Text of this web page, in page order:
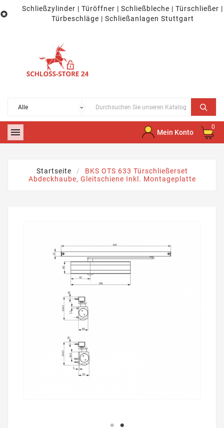

Schließzylinder | Türöffner | Schließbleche | Türschließer |
Türbeschläge | Schließanlagen Stuttgart
 Mein Konto
0
Startseite
BKS OTS 633 Türschließerset
Abdeckhaube, Gleitschiene Inkl. Montageplatte